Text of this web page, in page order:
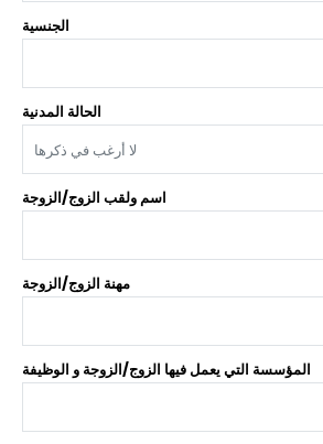
الجنسية
الحالة المدنية
لا أرغب في ذكرها
اسم ولقب الزوج/الزوجة
مهنة الزوج/الزوجة
المؤسسة التي يعمل فيها الزوج/الزوجة و الوظيفة